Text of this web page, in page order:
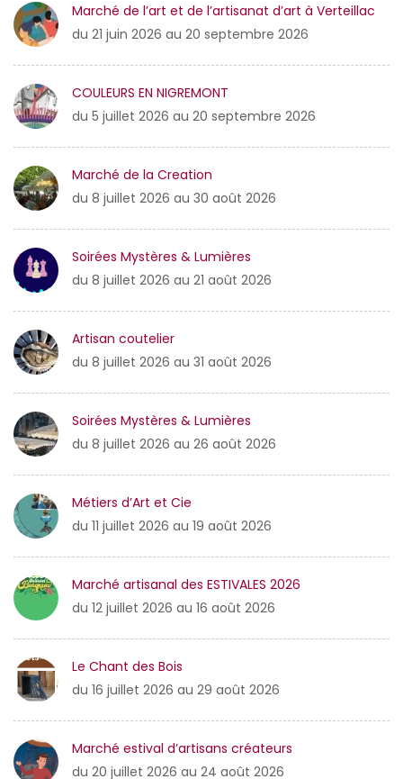
Marché de l’art et de l’artisanat d’art à Verteillac
du 21 juin 2026 au 20 septembre 2026
COULEURS EN NIGREMONT
du 5 juillet 2026 au 20 septembre 2026
Marché de la Creation
du 8 juillet 2026 au 30 août 2026
Soirées Mystères & Lumières
du 8 juillet 2026 au 21 août 2026
Artisan coutelier
du 8 juillet 2026 au 31 août 2026
Soirées Mystères & Lumières
du 8 juillet 2026 au 26 août 2026
Métiers d’Art et Cie
du 11 juillet 2026 au 19 août 2026
Marché artisanal des ESTIVALES 2026
du 12 juillet 2026 au 16 août 2026
Le Chant des Bois
du 16 juillet 2026 au 29 août 2026
Marché estival d’artisans créateurs
du 20 juillet 2026 au 24 août 2026